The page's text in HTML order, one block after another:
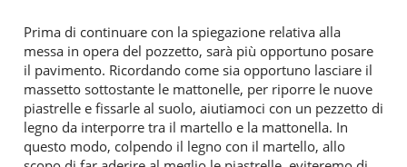
Prima di continuare con la spiegazione relativa alla
messa in opera del pozzetto, sarà più opportuno posare
il pavimento. Ricordando come sia opportuno lasciare il
massetto sottostante le mattonelle, per riporre le nuove
piastrelle e fissarle al suolo, aiutiamoci con un pezzetto di
legno da interporre tra il martello e la mattonella. In
questo modo, colpendo il legno con il martello, allo